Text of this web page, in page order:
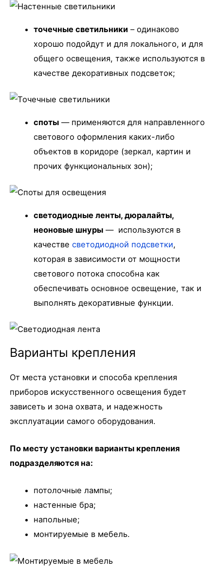
точечные светильники – одинаково
хорошо подойдут и для локального, и для
общего освещения, также используются в
качестве декоративных подсветок;
споты — применяются для направленного
светового оформления каких-либо
объектов в коридоре (зеркал, картин и
прочих функциональных зон);
светодиодные ленты, дюралайты,
неоновые шнуры — используются в
качествесветодиодной подсветки,
которая в зависимости от мощности
светового потока способна как
обеспечивать основное освещение, так и
выполнять декоративные функции.
Варианты крепления
От места установки и способа крепления
приборов искусственного освещения будет
зависеть и зона охвата, и надежность
эксплуатации самого оборудования.
По месту установки варианты крепления
подразделяются на:
потолочные лампы;
настенные бра;
напольные;
монтируемые в мебель.